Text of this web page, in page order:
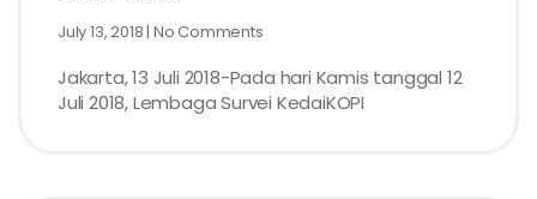
July 13, 2018 No Comments
Jakarta, 13 Juli 2018-Pada hari Kamis tanggal 12
Juli 2018, Lembaga Survei KedaiKOPI